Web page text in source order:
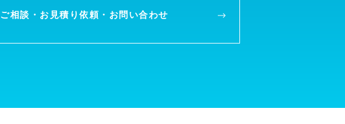
ご相談・お見積り依頼・ お問い合わせ